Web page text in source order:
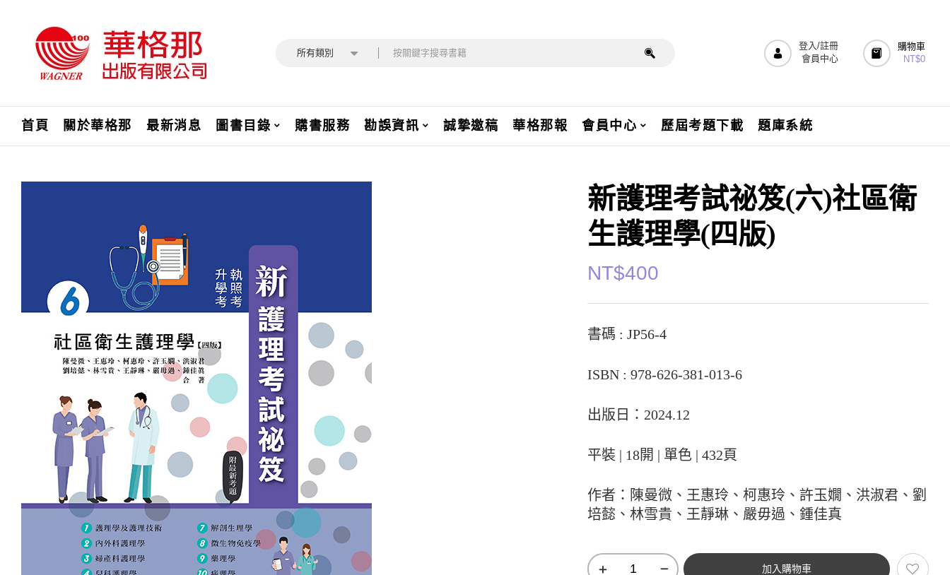
所有類別
登入/註冊
會員中心
購物車
NT$0
首頁 關於華格那 最新消息 圖書目錄 購書服務 勘誤資訊 誠摯邀稿 華格那報 會員中心 歷屆考題下載 題庫系統
新護理考試祕笈(六)社區衛
生護理學(四版)
NT$400
書碼 : JP56-4
ISBN : 978-626-381-013-6
出版日：2024.12
平裝 | 18開 | 單色 | 432頁
作者：陳曼微、王惠玲、柯惠玲、許玉嫺、洪淑君、劉
培懿、林雪貴、王靜琳、嚴毋過、鍾佳真
加入購物車